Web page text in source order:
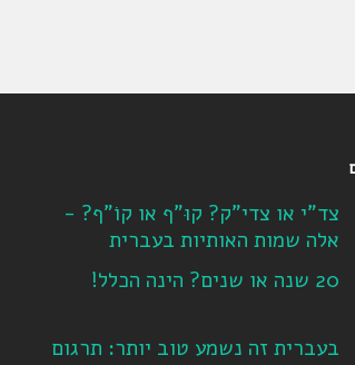
צד"י או צדי"ק? קוּ"ף או קוֹ"ף? -
אלה שמות האותיות בעברית
20 שנה או שנים? הינה הכלל!
בעברית זה נשמע טוב יותר: תרגום